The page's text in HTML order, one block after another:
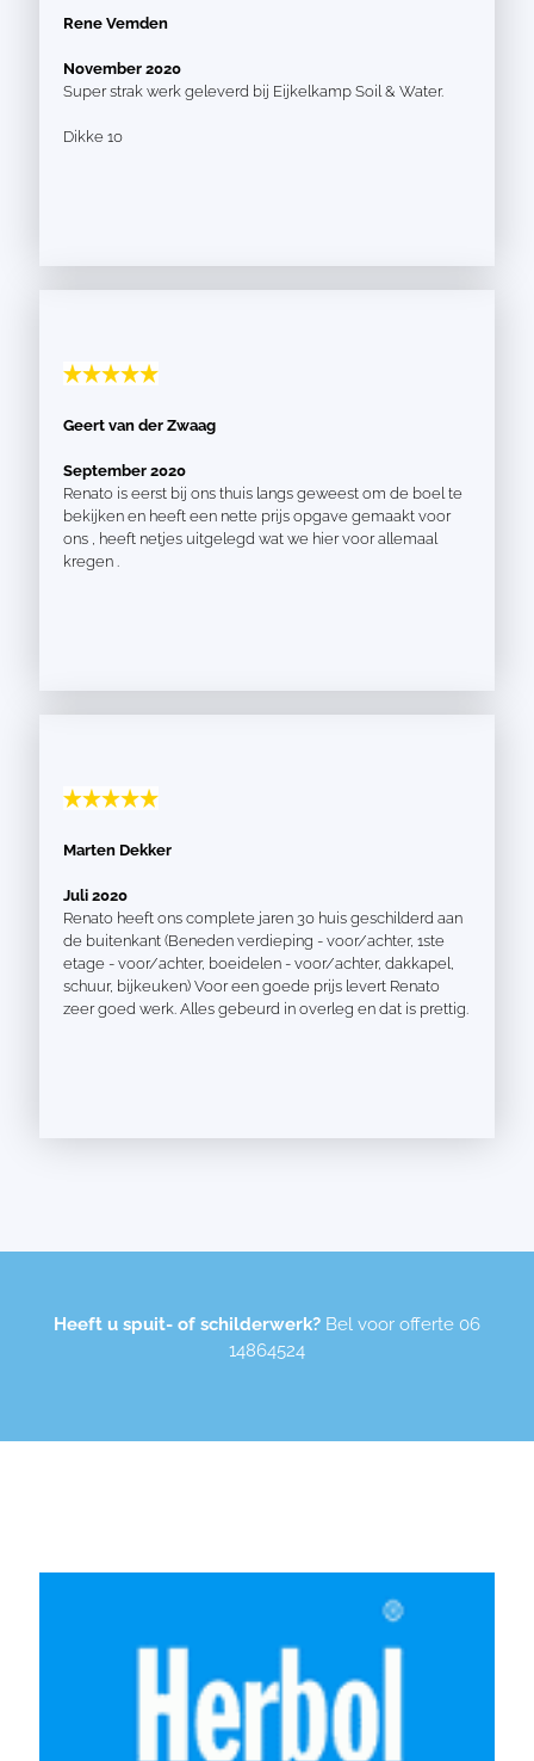
Rene Vemden
November 2020
Super strak werk geleverd bij Eijkelkamp Soil & Water.
Dikke 10
Geert van der Zwaag
September 2020
Renato is eerst bij ons thuis langs geweest om de boel te
bekijken en heeft een nette prijs opgave gemaakt voor
ons , heeft netjes uitgelegd wat we hier voor allemaal
kregen .
Marten Dekker
Juli 2020
Renato heeft ons complete jaren 30 huis geschilderd aan
de buitenkant (Beneden verdieping - voor/achter, 1ste
etage - voor/achter, boeidelen - voor/achter, dakkapel,
schuur, bijkeuken) Voor een goede prijs levert Renato
zeer goed werk. Alles gebeurd in overleg en dat is prettig.
Heeft u spuit- of schilderwerk? Bel voor offerte 06
14864524